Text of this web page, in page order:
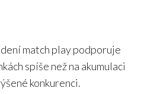
match play podporuje
spíše než na akumulaci
konkurenci.